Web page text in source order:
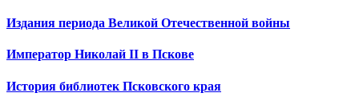
Издания периода Великой Отечественной войны
Император Николай II в Пскове
История библиотек Псковского края